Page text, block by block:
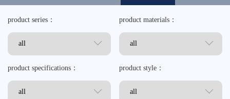
招商加盟
服务技术
product series： product materials：
product specifications： product style：